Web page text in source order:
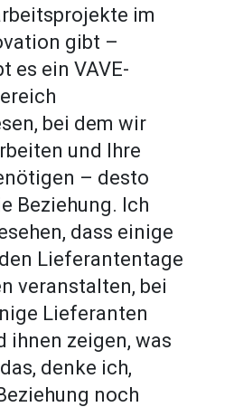
im
gibt –
es ein VAVE-
bei dem wir
und Ihre
– desto
Beziehung. Ich
dass einige
Lieferantentage
veranstalten, bei
Lieferanten
ihnen zeigen, was
denke ich,
noch